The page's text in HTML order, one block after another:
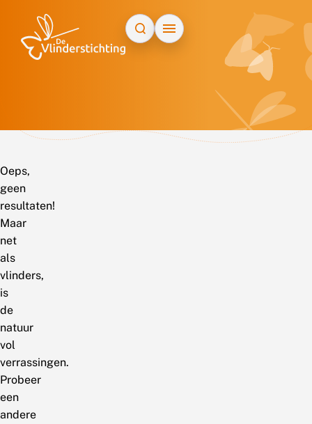
Oeps,
geen
resultaten!
Maar
net
als
vlinders,
is
de
natuur
vol
verrassingen.
Probeer
een
andere